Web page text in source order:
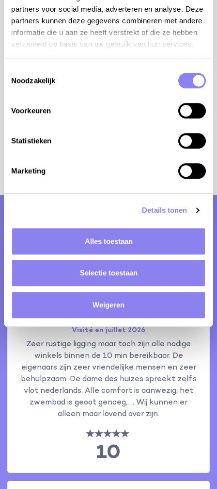
partners voor social media, adverteren en analyse. Deze
partners kunnen deze gegevens combineren met andere
informatie die u aan ze heeft verstrekt of die ze hebben
verzameld op basis van uw gebruik van hun services.
Noodzakelijk
Voorkeuren
Statistieken
Marketing
Details tonen
Alles toestaan
Selectie toestaan
Weigeren
Altitude: 365m
Location vélo: 10km
Equitation: 3km
Avis
Sarlani a 16 avis et a obtenu un
score moyen de:
9.7
Famille Duyck
Visité en juillet 2026
Zeer rustige ligging maar toch zijn alle nodige
winkels binnen de 10 min bereikbaar. De
eigenaars zijn zeer vriendelijke mensen en zeer
behulpzaam. De dame des huizes spreekt zelfs
vlot nederlands. Alle comfort is aanwezig, het
zwembad is geoot genoeg,…. Wij kunnen er
alleen maar lovend over zijn.
10